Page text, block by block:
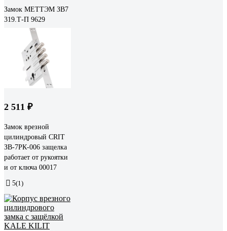
Замок МЕТТЭМ ЗВ7
319.Т-П 9629
2 511 ₽
Замок врезной
цилиндровый CRIT
ЗВ-7РК-006 защелка
работает от рукоятки
и от ключа 00017
5(1)